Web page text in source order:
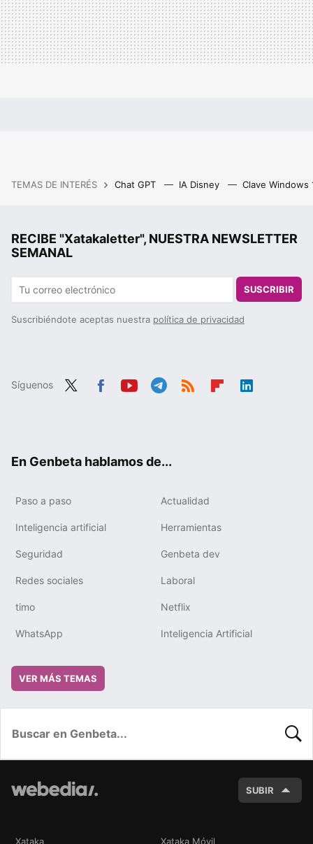
TEMAS DE INTERÉS Chat GPT IA Disney Clave Windows
RECIBE "Xatakaletter", NUESTRA NEWSLETTER
SEMANAL
SUSCRIBIR
Suscribiéndote aceptas nuestra política de privacidad
Síguenos
En Genbeta hablamos de...
Paso a paso Actualidad
Inteligencia artificial Herramientas
Seguridad Genbeta dev
Redes sociales Laboral
timo Netflix
WhatsApp Inteligencia Artificial
VER MÁS TEMAS
SUBIR
Xataka Xataka Móvil